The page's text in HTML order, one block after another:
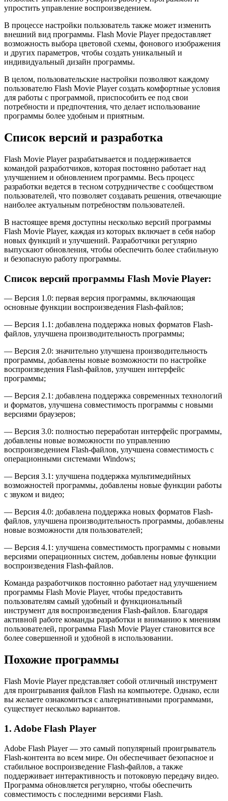
упростить управление воспроизведением.
В процессе настройки пользователь также может изменить
внешний вид программы. Flash Movie Player предоставляет
возможность выбора цветовой схемы, фонового изображения
и других параметров, чтобы создать уникальный и
индивидуальный дизайн программы.
В целом, пользовательские настройки позволяют каждому
пользователю Flash Movie Player создать комфортные условия
для работы с программой, приспособить ее под свои
потребности и предпочтения, что делает использование
программы более удобным и приятным.
Список версий и разработка
Flash Movie Player разрабатывается и поддерживается
командой разработчиков, которая постоянно работает над
улучшением и обновлением программы. Весь процесс
разработки ведется в тесном сотрудничестве с сообществом
пользователей, что позволяет создавать решения, отвечающие
наиболее актуальным потребностям пользователей.
В настоящее время доступны несколько версий программы
Flash Movie Player, каждая из которых включает в себя набор
новых функций и улучшений. Разработчики регулярно
выпускают обновления, чтобы обеспечить более стабильную
и безопасную работу программы.
Список версий программы Flash Movie Player:
— Версия 1.0: первая версия программы, включающая
основные функции воспроизведения Flash-файлов;
— Версия 1.1: добавлена поддержка новых форматов Flash-
файлов, улучшена производительность программы;
— Версия 2.0: значительно улучшена производительность
программы, добавлены новые возможности по настройке
воспроизведения Flash-файлов, улучшен интерфейс
программы;
— Версия 2.1: добавлена поддержка современных технологий
и форматов, улучшена совместимость программы с новыми
версиями браузеров;
— Версия 3.0: полностью переработан интерфейс программы,
добавлены новые возможности по управлению
воспроизведением Flash-файлов, улучшена совместимость с
операционными системами Windows;
— Версия 3.1: улучшена поддержка мультимедийных
возможностей программы, добавлены новые функции работы
с звуком и видео;
— Версия 4.0: добавлена поддержка новых форматов Flash-
файлов, улучшена производительность программы, добавлены
новые возможности для пользователей;
— Версия 4.1: улучшена совместимость программы с новыми
версиями операционных систем, добавлены новые функции
воспроизведения Flash-файлов.
Команда разработчиков постоянно работает над улучшением
программы Flash Movie Player, чтобы предоставить
пользователям самый удобный и функциональный
инструмент для воспроизведения Flash-файлов. Благодаря
активной работе команды разработки и вниманию к мнениям
пользователей, программа Flash Movie Player становится все
более совершенной и удобной в использовании.
Похожие программы
Flash Movie Player представляет собой отличный инструмент
для проигрывания файлов Flash на компьютере. Однако, если
вы желаете ознакомиться с альтернативными программами,
существует несколько вариантов.
1. Adobe Flash Player
Adobe Flash Player — это самый популярный проигрыватель
Flash-контента во всем мире. Он обеспечивает безопасное и
стабильное воспроизведение Flash-файлов, а также
поддерживает интерактивность и потоковую передачу видео.
Программа обновляется регулярно, чтобы обеспечить
совместимость с последними версиями Flash.